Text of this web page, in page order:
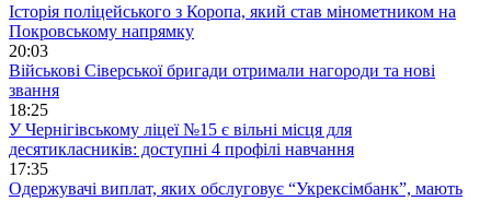
Історія поліцейського з Коропа, який став мінометником на
Покровському напрямку
20:03
Військові Сіверської бригади отримали нагороди та нові
звання
18:25
У Чернігівському ліцеї №15 є вільні місця для
десятикласників: доступні 4 профілі навчання
17:35
Одержувачі виплат, яких обслуговує “Укрексімбанк”, мають